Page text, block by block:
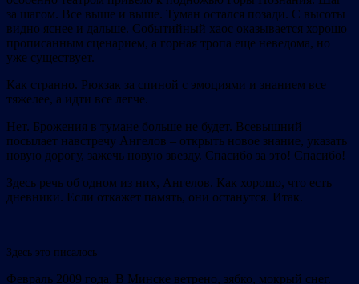
за шагом. Все выше и выше. Туман остался позади. С высоты
видно яснее и дальше. Событийный хаос оказывается хорошо
прописанным сценарием, а горная тропа еще неведома, но
уже существует.
Как странно. Рюкзак за спиной с эмоциями и знанием все
тяжелее, а идти все легче.
Нет. Брожения в тумане больше не будет. Всевышний
посылает навстречу Ангелов – открыть новое знание, указать
новую дорогу, зажечь новую звезду. Спасибо за это! Спасибо!
Здесь речь об одном из них, Ангелов. Как хорошо, что есть
дневники. Если откажет память, они останутся. Итак.
Здесь это писалось
Февраль 2009 года. В Минске ветрено, зябко, мокрый снег.